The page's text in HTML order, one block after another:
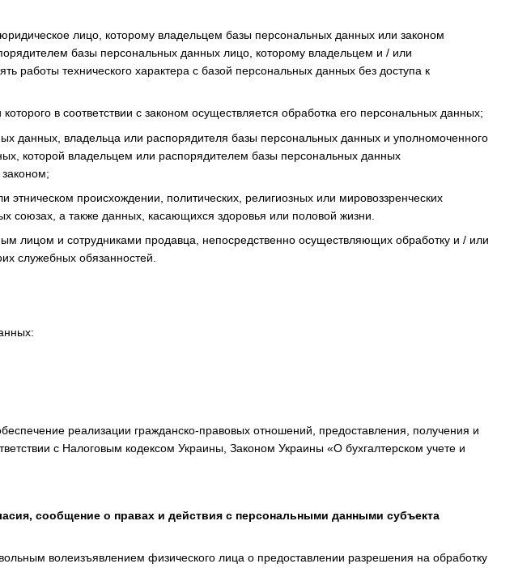
лицо, которому владельцем базы персональных данных или законом
базы персональных данных лицо, которому владельцем и / или
работы технического характера с базой персональных данных без доступа к
в соответствии с законом осуществляется обработка его персональных данных;
данных, владельца или распорядителя базы персональных данных и уполномоченного
которой владельцем или распорядителем базы персональных данных
происхождении, политических, религиозных или мировоззренческих
союзах, а также данных, касающихся здоровья или половой жизни.
лицом и сотрудниками продавца, непосредственно осуществляющих обработку и / или
служебных обязанностей.
реализации гражданско-правовых отношений, предоставления, получения и
с Налоговым кодексом Украины, Законом Украины «О бухгалтерском учете и
сообщение о правах и действия с персональными данными субъекта
волеизъявлением физического лица о предоставлении разрешения на обработку